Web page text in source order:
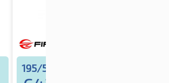
195/50R16 84V